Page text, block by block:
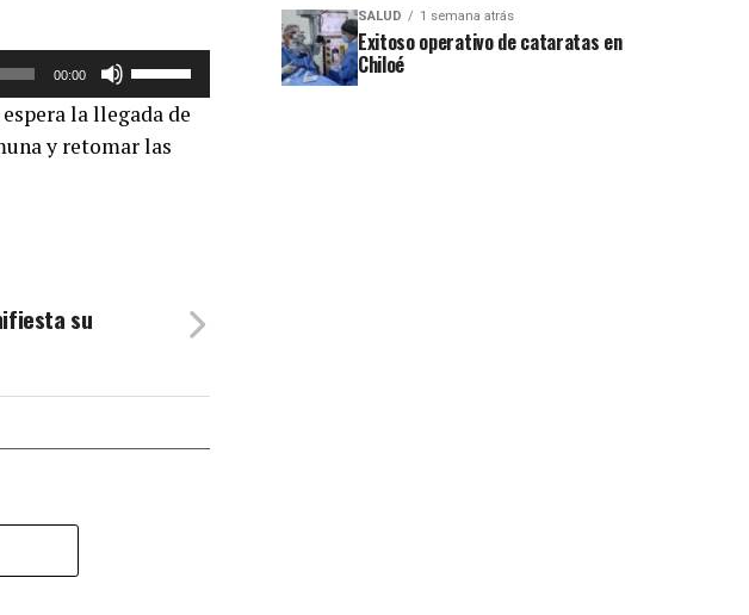
arriba/abajo
para
aumentar
o
00:00
teclas
de
disminuir
la llegada de
y retomar las
su
SALUD 1 semana atrás
Exitoso operativo de cataratas en
Chiloé